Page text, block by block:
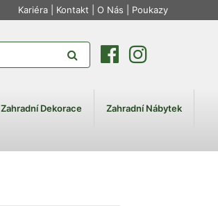
Kariéra Kontakt O Nás Poukazy
Zahradní Dekorace Zahradní Nábytek